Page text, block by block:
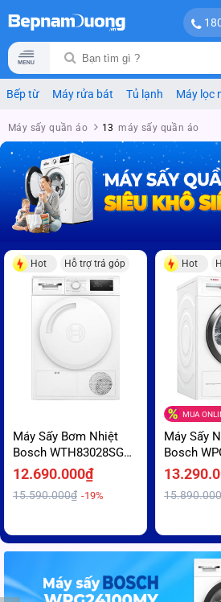
Bếp từ Máy rửa bát Tủ lạnh Máy lọc
Máy sấy quần áo 13 máy sấy quần áo
Hot Hỗ trợ trả góp
Máy Sấy Bơm Nhiệt
Bosch WTH83028SG
Công Nghệ Sấy
AutoDry Bảo Vệ Sợi
Vải Giá Rẻ Bất Ngờ
12.690.000₫
15.590.000₫ -19%
Hot
MUA
Máy Sấy
Bosch
Sấy Diệt
Hygiene
Sàn